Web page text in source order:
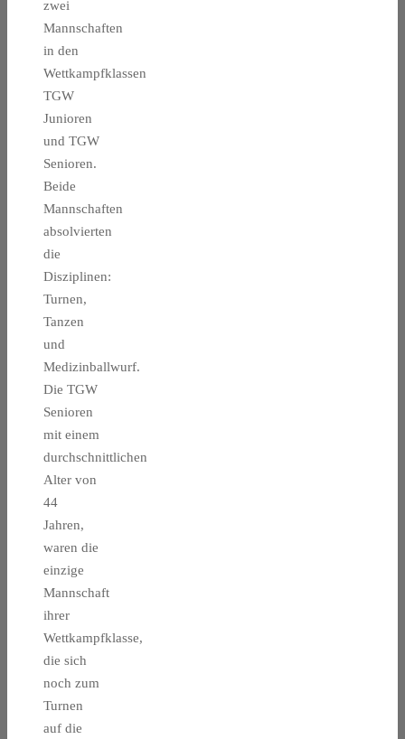
zwei
Mannschaften
in den
Wettkampfklassen
TGW
Junioren
und TGW
Senioren.
Beide
Mannschaften
absolvierten
die
Disziplinen:
Turnen,
Tanzen
und
Medizinballwurf.
Die TGW
Senioren
mit einem
durchschnittlichen
Alter von
44
Jahren,
waren die
einzige
Mannschaft
ihrer
Wettkampfklasse,
die sich
noch zum
Turnen
auf die